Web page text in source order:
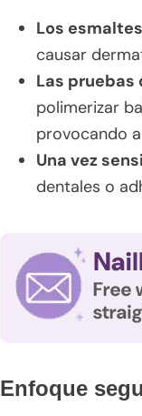
Los
causar
Las pruebas
polimerizar
provocando
Una vez
dentales o
Enfoque